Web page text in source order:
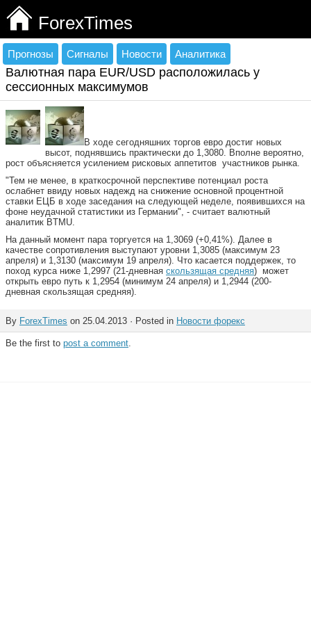
ForexTimes
Прогнозы Сигналы Новости Аналитика
Валютная пара EUR/USD расположилась у
сессионных максимумов
В ходе сегодняшних торгов евро достиг новых
высот, поднявшись практически до 1,3080. Вполне вероятно,
рост объясняется усилением рисковых аппетитов участников рынка.
"Тем не менее, в краткосрочной перспективе потенциал роста
ослабнет ввиду новых надежд на снижение основной процентной
ставки ЕЦБ в ходе заседания на следующей неделе, появившихся на
фоне неудачной статистики из Германии", - считает валютный
аналитик BTMU.
На данный момент пара торгуется на 1,3069 (+0,41%). Далее в
качестве сопротивления выступают уровни 1,3085 (максимум 23
апреля) и 1,3130 (максимум 19 апреля). Что касается поддержек, то
поход курса ниже 1,2997 (21-дневная скользящая средняя) может
открыть евро путь к 1,2954 (минимум 24 апреля) и 1,2944 (200-
дневная скользящая средняя).
By ForexTimes on 25.04.2013 · Posted in Новости форекс
Be the first to post a comment.